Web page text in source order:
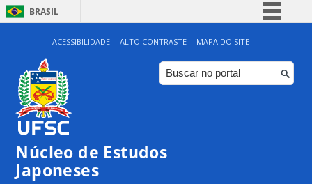
BRASIL
Simplifique!
Comunica BR
Participe
ACESSIBILIDADE ALTO CONTRASTE MAPA DO SITE
Núcleo de Estudos
Japoneses